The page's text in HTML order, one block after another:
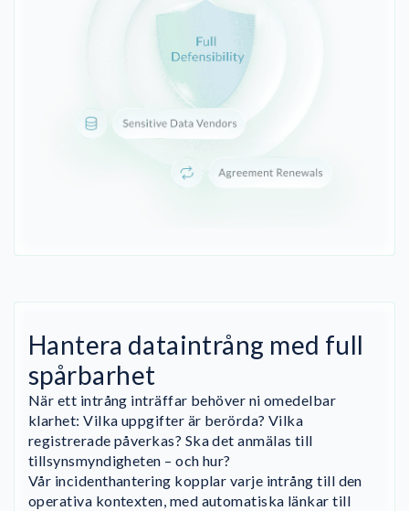
Hantera dataintrång med full
spårbarhet
När ett intrång inträffar behöver ni omedelbar
klarhet: Vilka uppgifter är berörda? Vilka
registrerade påverkas? Ska det anmälas till
tillsynsmyndigheten – och hur?
Vår incidenthantering kopplar varje intrång till den
operativa kontexten, med automatiska länkar till